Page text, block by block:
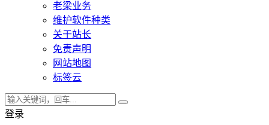
老梁业务
维护软件种类
关于站长
免责声明
网站地图
标签云
登录